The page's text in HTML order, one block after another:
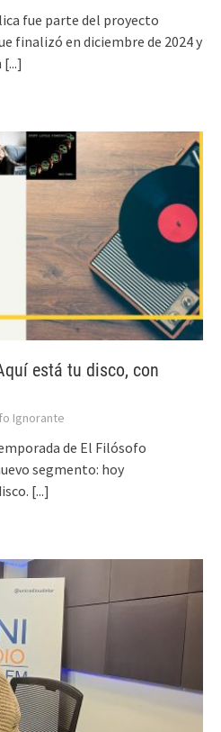
fue parte del proyecto
finalizó en diciembre de 2024 y
[...]
está tu disco, con
Ignorante
de El Filósofo
segmento: hoy
[...]